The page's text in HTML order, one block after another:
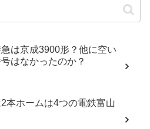
は京成3900形？他に空い
はなかったのか？
本ホームは4つの電鉄富山